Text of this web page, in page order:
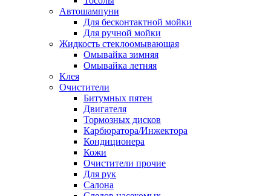
Автошампуни
Для бесконтактной мойки
Для ручной мойки
Жидкость стеклоомывающая
Омывайка зимняя
Омывайка летняя
Клея
Очистители
Битумных пятен
Двигателя
Тормозных дисков
Карбюратора/Инжектора
Кондиционера
Кожи
Очистители прочие
Для рук
Салона